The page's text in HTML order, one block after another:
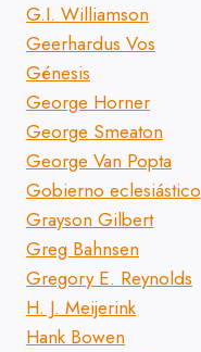
G.I. Williamson
Geerhardus Vos
Génesis
George Horner
George Smeaton
George Van Popta
Gobierno eclesiástico
Grayson Gilbert
Greg Bahnsen
Gregory E. Reynolds
H. J. Meijerink
Hank Bowen